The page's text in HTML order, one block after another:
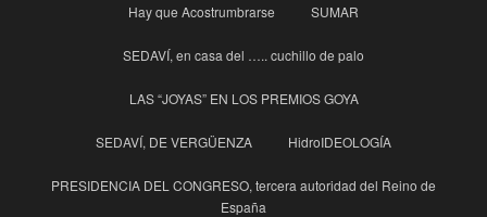
Hay que Acostrumbrarse SUMAR
SEDAVÍ, en casa del ….. cuchillo de palo
LAS “JOYAS” EN LOS PREMIOS GOYA
SEDAVÍ, DE VERGÜENZA HidroIDEOLOGÍA
PRESIDENCIA DEL CONGRESO, tercera autoridad del Reino de
España